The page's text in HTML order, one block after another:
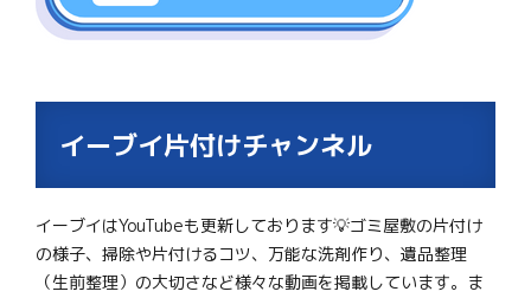
イーブイ片付けチャンネル
イーブイはYouTubeも更新しております💡ゴミ屋敷の片付け
の様子、掃除や片付けるコツ、万能な洗剤作り、遺品整理
（生前整理）の大切さなど様々な動画を掲載しています。ま